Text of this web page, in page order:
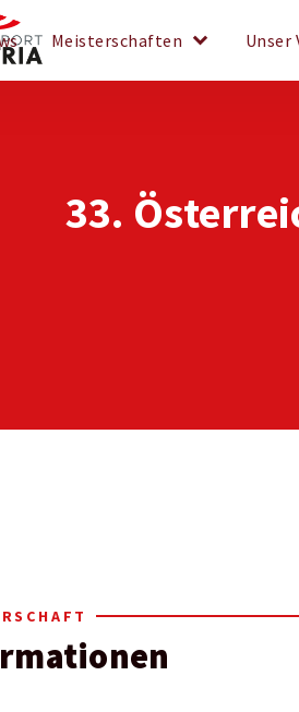
Meisterschaften keyboard_arrow_down Unser
33.